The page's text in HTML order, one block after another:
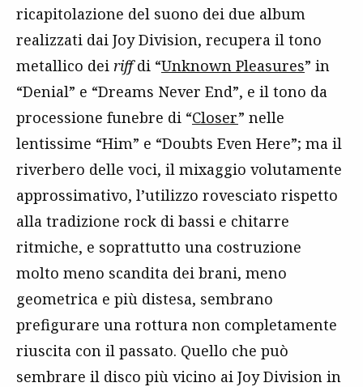
ricapitolazione del suono dei due album
realizzati dai Joy Division, recupera il tono
metallico dei riffdi “Unknown Pleasures” in
“Denial” e “Dreams Never End”, e il tono da
processione funebre di “Closer” nelle
lentissime “Him” e “Doubts Even Here”; ma il
riverbero delle voci, il mixaggio volutamente
approssimativo, l’utilizzo rovesciato rispetto
alla tradizione rock di bassi e chitarre
ritmiche, e soprattutto una costruzione
molto meno scandita dei brani, meno
geometrica e più distesa, sembrano
prefigurare una rottura non completamente
riuscita con il passato. Quello che può
sembrare il disco più vicino ai Joy Division in